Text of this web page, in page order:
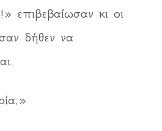
επιβεβαίωσαν κι οι
δήθεν να